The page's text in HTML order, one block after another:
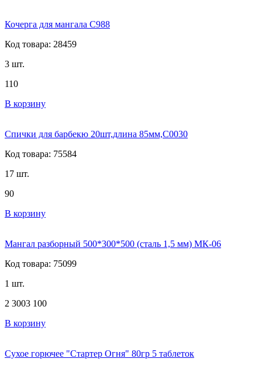
Кочерга для мангала С988
Код товара: 28459
3 шт.
110
В корзину
Спички для барбекю 20шт,длина 85мм,С0030
Код товара: 75584
17 шт.
90
В корзину
Мангал разборный 500*300*500 (сталь 1,5 мм) МК-06
Код товара: 75099
1 шт.
2 3003 100
В корзину
Сухое горючее "Стартер Огня" 80гр 5 таблеток